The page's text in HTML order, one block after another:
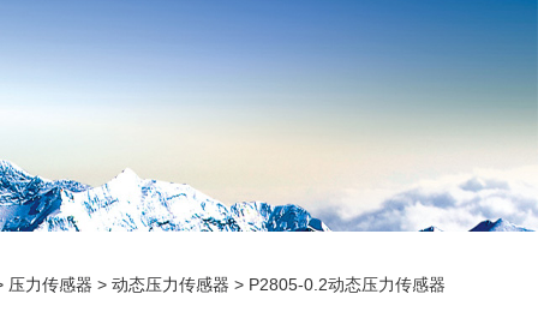
压力传感器 > 动态压力传感器 > P2805-0.2动态压力传感器